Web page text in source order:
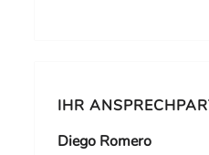
IHR
Diego Romero